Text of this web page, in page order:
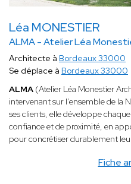
Léa MONESTIER
ALMA - Atelier Léa
Fiche
Architecte à Bordeaux 33000
Se déplace à Bordeaux 33000
ALMA (Atelier Léa Monestier
intervenant sur l’ensemble de la
ses clients, elle développe
confiance et de proximité, en
pour concrétiser durablement